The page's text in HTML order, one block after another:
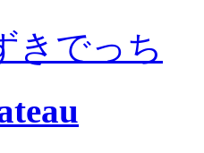
きでっち